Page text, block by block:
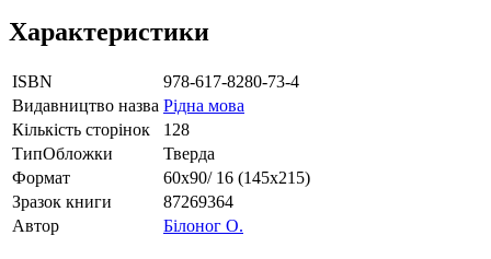
Характеристики
ISBN
978-617-8280-73-4
Видавництво назва Рідна мова
Кількість сторінок
128
ТипОбложки
Тверда
Формат
60х90/ 16 (145х215)
Зразок книги
87269364
Автор
Білоног О.